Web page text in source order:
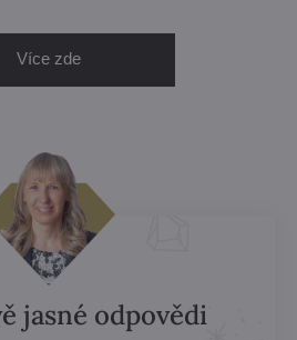
Více zde
jasné odpovědi